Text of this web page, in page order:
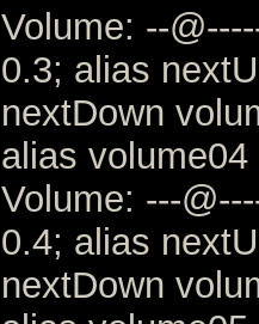
Volume: --
0.3; alias
nextDown
alias
Volume: ---
0.4; alias
nextDown